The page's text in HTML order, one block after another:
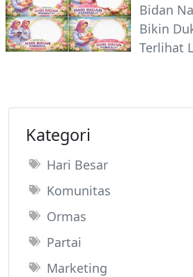
Bidan
Bikin
Terlihat
Kategori
Hari Besar
Komunitas
Ormas
Partai
Marketing